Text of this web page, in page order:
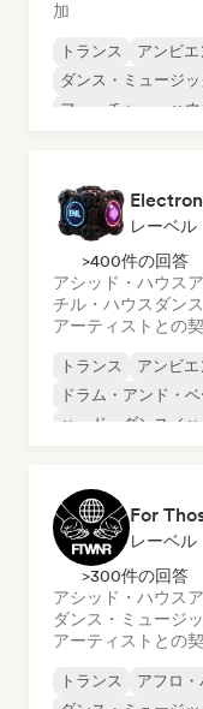
加
トランス アンビエ
ダンス・ミュージッ
フューチャー・ハウ
レーベル
>400件の回答
アシッド・ハウス
チル・ハウス ダン
アーティストとの
トランス アンビエ
ドラム・アンド・
ハード・ダンス／
For
レーベル
>300件の回答
アシッド・ハウス
ダンス・ミュージ
アーティストとの
トランス
アフロ